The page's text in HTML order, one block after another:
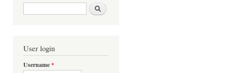
Search form Шукати
User login
Username*